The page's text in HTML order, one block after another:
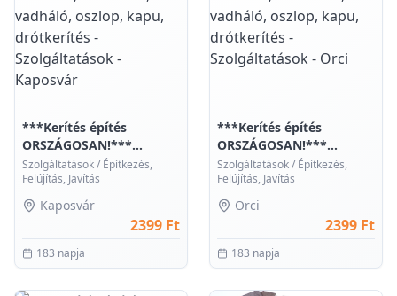
***Kerítés építés
ORSZÁGOSAN!***
dróthál...
Szolgáltatások/ Építkezés,
Felújítás, Javítás
Kaposvár
2399 Ft
183 napja
***Kerítés építés
ORSZÁGOSAN!***
dróthál...
Szolgáltatások/ Építkezés,
Felújítás, Javítás
Orci
2399 Ft
183 napja